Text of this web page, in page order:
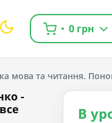
0 грн
мова та читання.
-
В